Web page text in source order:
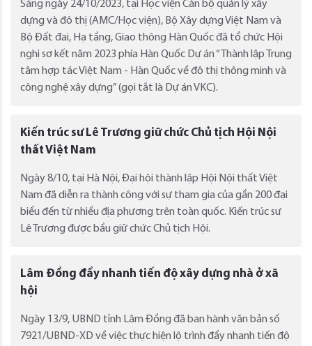
Sáng ngày 24/10/2023, tại Học viện Cán bộ quản lý xây
dựng và đô thị (AMC/Học viện), Bộ Xây dựng Việt Nam và
Bộ Đất đai, Hạ tầng, Giao thông Hàn Quốc đã tổ chức Hội
nghị sơ kết năm 2023 phía Hàn Quốc Dự án “Thành lập Trung
tâm hợp tác Việt Nam - Hàn Quốc về đô thị thông minh và
công nghệ xây dựng” (gọi tắt là Dự án VKC).
Kiến trúc sư Lê Trương giữ chức Chủ tịch Hội Nội
thất Việt Nam
Ngày 8/10, tại Hà Nội, Đại hội thành lập Hội Nội thất Việt
Nam đã diễn ra thành công với sự tham gia của gần 200 đại
biểu đến từ nhiều địa phương trên toàn quốc. Kiến trúc sư
Lê Trương được bầu giữ chức Chủ tịch Hội.
Lâm Đồng đẩy nhanh tiến độ xây dựng nhà ở xã
hội
Ngày 13/9, UBND tỉnh Lâm Đồng đã ban hành văn bản số
7921/UBND-XD về việc thực hiện lộ trình đẩy nhanh tiến độ